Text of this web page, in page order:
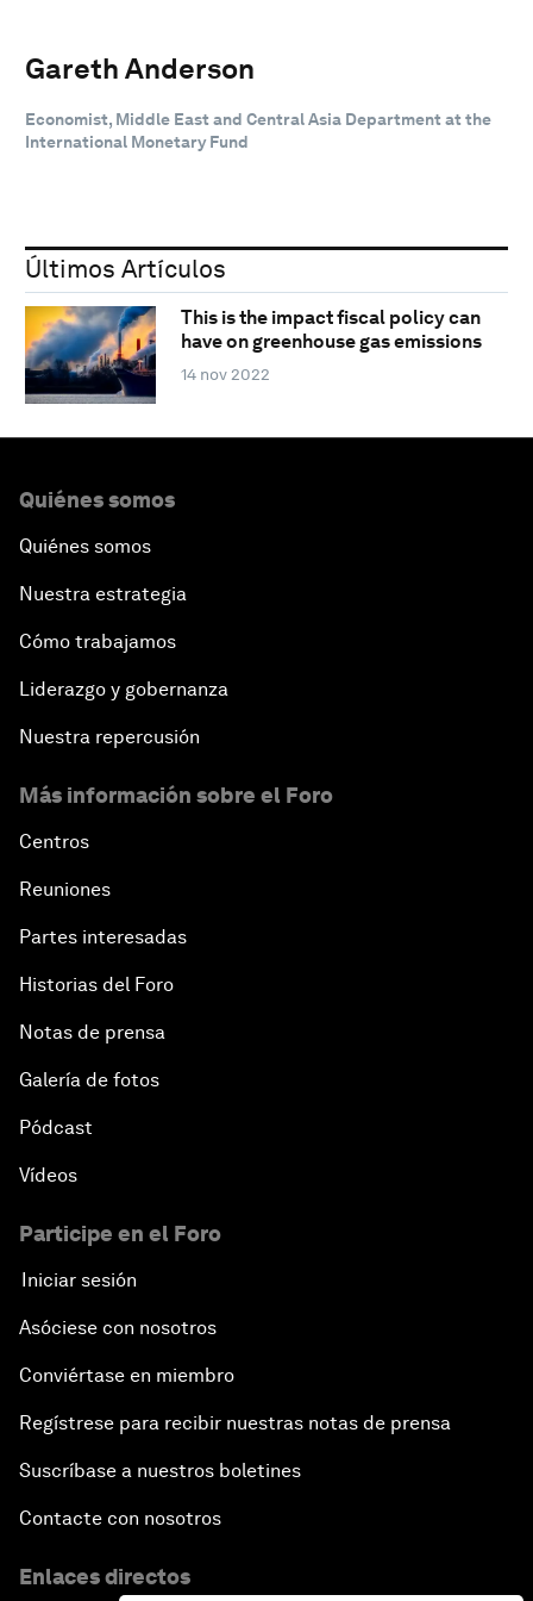
Gareth Anderson
Economist, Middle East and Central Asia Department at the
International Monetary Fund
Últimos Artículos
This is the impact fiscal policy can
have on greenhouse gas emissions
14 nov 2022
Quiénes somos
Quiénes somos
Nuestra estrategia
Cómo trabajamos
Liderazgo y gobernanza
Nuestra repercusión
Más información sobre el Foro
Centros
Reuniones
Partes interesadas
Historias del Foro
Notas de prensa
Galería de fotos
Pódcast
Vídeos
Participe en el Foro
Iniciar sesión
Asóciese con nosotros
Conviértase en miembro
Regístrese para recibir nuestras notas de prensa
Suscríbase a nuestros boletines
Contacte con nosotros
Enlaces directos